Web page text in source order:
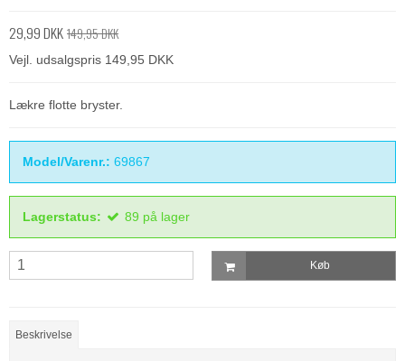
29,99 DKK149,95 DKK
Vejl. udsalgspris 149,95 DKK
Lækre flotte bryster.
Model/Varenr.: 69867
Lagerstatus: 89 på lager
Køb
Beskrivelse